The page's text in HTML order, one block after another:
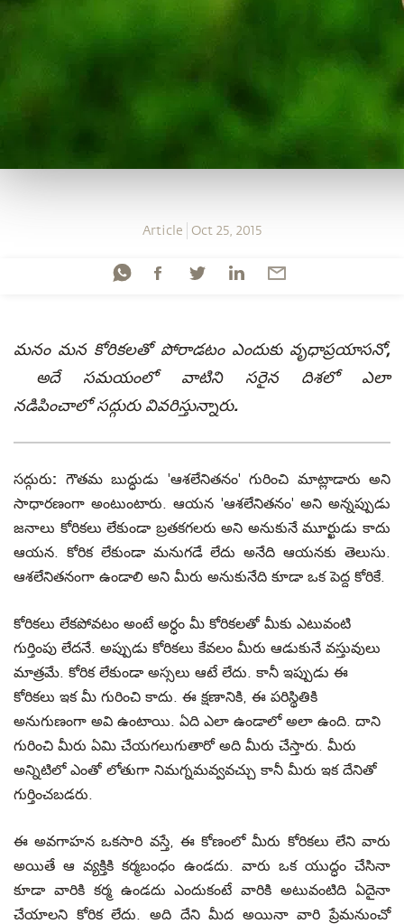
Article Oct 25, 2015
మనం మన కోరికలతో పోరాడటం ఎందుకు వృధాప్రయాసనో,
అదే సమయంలో వాటిని సరైన దిశలో ఎలా
నడిపించాలోసద్గురువివరిస్తున్నారు.
సద్గురు: గౌతమ బుద్ధుడు 'ఆశలేనితనం' గురించి మాట్లాడారు అని
సాధారణంగా అంటుంటారు. ఆయన 'ఆశలేనితనం' అని అన్నప్పుడు
జనాలు కోరికలు లేకుండా బ్రతకగలరు అని అనుకునే మూర్ఖుడు కాదు
ఆయన. కోరిక లేకుండా మనుగడే లేదు అనేది ఆయనకు తెలుసు.
ఆశలేనితనంగా ఉండాలి అని మీరు అనుకునేది కూడా ఒక పెద్ద కోరికే.
కోరికలు లేకపోవటం అంటే అర్ధం మీ కోరికలతో మీకు ఎటువంటి
గుర్తింపు లేదనే. అప్పుడు కోరికలు కేవలం మీరు ఆడుకునే వస్తువులు
మాత్రమే. కోరిక లేకుండా అస్సలు ఆటే లేదు. కానీ ఇప్పుడు ఈ
కోరికలు ఇక మీ గురించి కాదు. ఈ క్షణానికి, ఈ పరిస్థితికి
అనుగుణంగా అవి ఉంటాయి. ఏది ఎలా ఉండాలో అలా ఉంది. దాని
గురించి మీరు ఏమి చేయగలుగుతారో అది మీరు చేస్తారు. మీరు
అన్నిటిలో ఎంతో లోతుగా నిమగ్నమవ్వవచ్చు కానీ మీరు ఇక దేనితో
గుర్తించబడరు.
ఈ అవగాహన ఒకసారి వస్తే, ఈ కోణంలో మీరు కోరికలు లేని వారు
అయితే ఆ వ్యక్తికి కర్మబంధం ఉండదు. వారు ఒక యుద్ధం చేసినా
కూడా వారికి కర్మ ఉండదు ఎందుకంటే వారికి అటువంటిది ఏదైనా
చేయాలని కోరిక లేదు. అది దేని మీద అయినా వారి ప్రేమనుంచో